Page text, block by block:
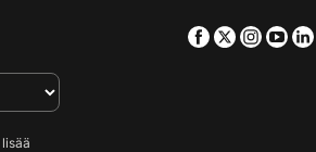
Facebook
Twitter